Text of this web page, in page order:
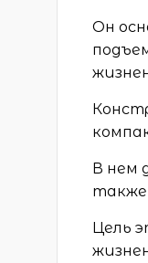
Он
В нем
также
Цель